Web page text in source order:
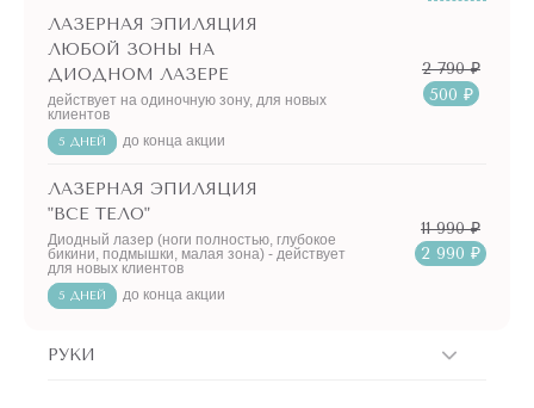
ЛАЗЕРНАЯ ЭПИЛЯЦИЯ
ЛЮБОЙ ЗОНЫ НА
ДИОДНОМ ЛАЗЕРЕ
действует на одиночную зону, для новых
клиентов
5 ДНЕЙ до конца акции
2 790 ₽
500 ₽
ЛАЗЕРНАЯ ЭПИЛЯЦИЯ
"ВСЕ ТЕЛО"
Диодный лазер (ноги полностью, глубокое
бикини, подмышки, малая зона) - действует
для новых клиентов
5 ДНЕЙ до конца акции
11 990 ₽
2 990 ₽
РУКИ